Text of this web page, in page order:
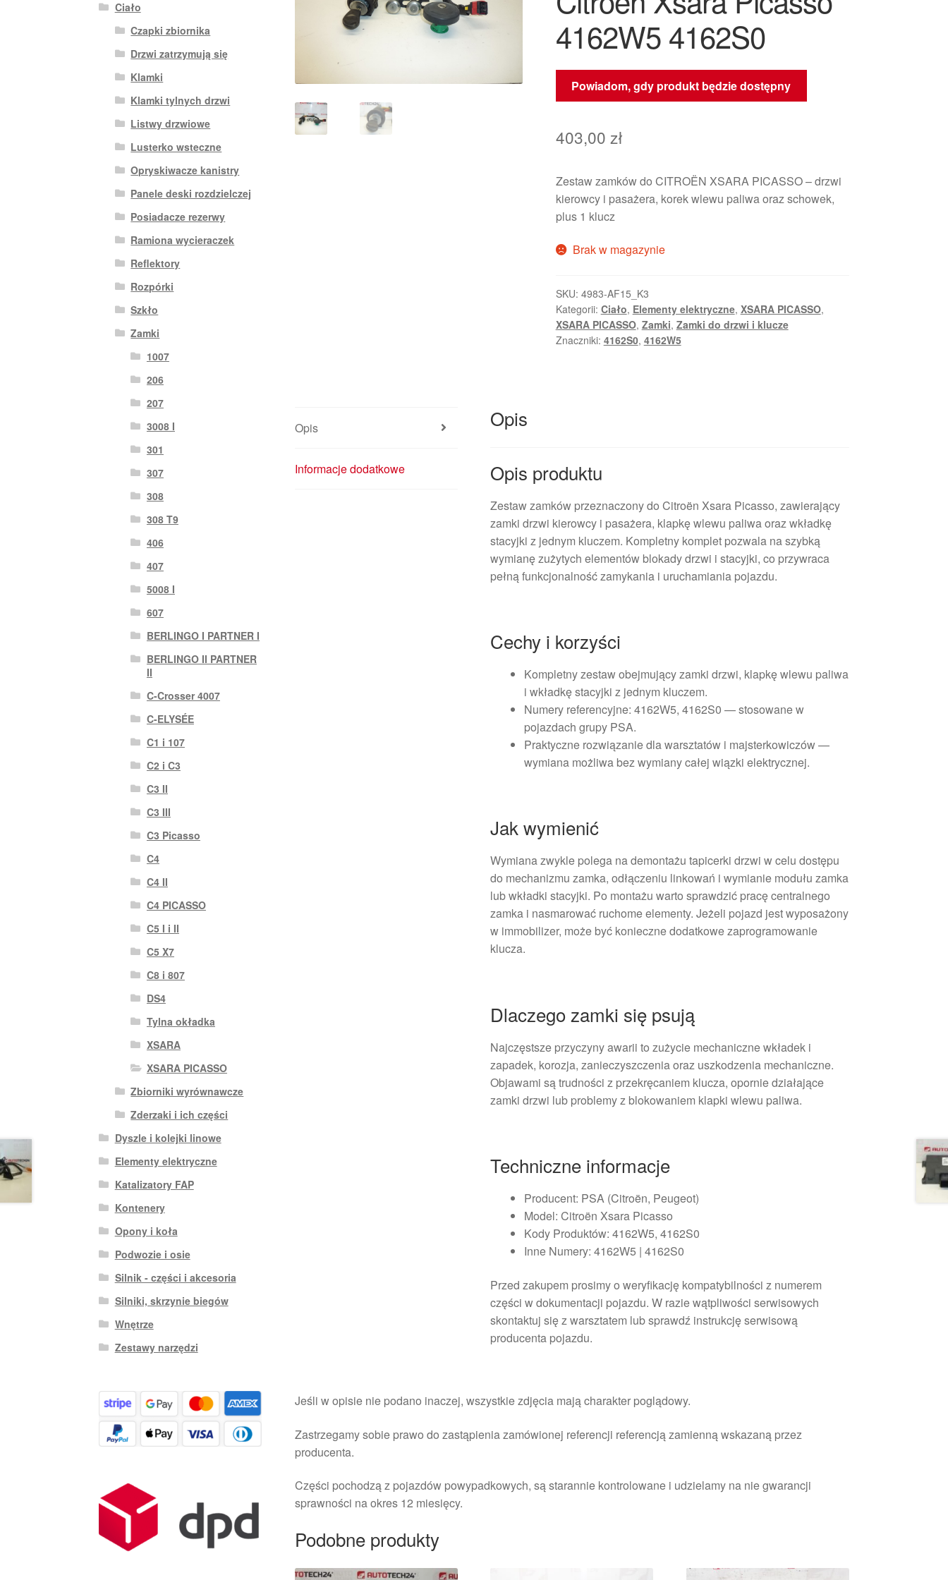
4162W5 4162S0
Powiadom, gdy produkt będzie dostępny
403,00 zł
Zestaw zamków do CITROËN XSARA PICASSO – drzwi
kierowcy i pasażera, korek wlewu paliwa oraz schowek,
plus 1 klucz
Brak w magazynie
SKU: 4983-AF15_K3
Kategorii: Ciało, Elementy elektryczne, XSARA PICASSO,
XSARA PICASSO, Zamki, Zamki do drzwi i klucze
Znaczniki: 4162S0, 4162W5
Opis
Informacje dodatkowe
Opis
Opis produktu
Zestaw zamków przeznaczony do Citroën Xsara Picasso, zawierający
zamki drzwi kierowcy i pasażera, klapkę wlewu paliwa oraz wkładkę
stacyjki z jednym kluczem. Kompletny komplet pozwala na szybką
wymianę zużytych elementów blokady drzwi i stacyjki, co przywraca
pełną funkcjonalność zamykania i uruchamiania pojazdu.
Cechy i korzyści
Kompletny zestaw obejmujący zamki drzwi, klapkę wlewu paliwa
i wkładkę stacyjki z jednym kluczem.
Numery referencyjne: 4162W5, 4162S0 — stosowane w
pojazdach grupy PSA.
Praktyczne rozwiązanie dla warsztatów i majsterkowiczów —
wymiana możliwa bez wymiany całej wiązki elektrycznej.
Jak wymienić
Wymiana zwykle polega na demontażu tapicerki drzwi w celu dostępu
do mechanizmu zamka, odłączeniu linkowań i wymianie modułu zamka
lub wkładki stacyjki. Po montażu warto sprawdzić pracę centralnego
zamka i nasmarować ruchome elementy. Jeżeli pojazd jest wyposażony
w immobilizer, może być konieczne dodatkowe zaprogramowanie
klucza.
Dlaczego zamki się psują
Najczęstsze przyczyny awarii to zużycie mechaniczne wkładek i
zapadek, korozja, zanieczyszczenia oraz uszkodzenia mechaniczne.
Objawami są trudności z przekręcaniem klucza, opornie działające
zamki drzwi lub problemy z blokowaniem klapki wlewu paliwa.
Techniczne informacje
Producent: PSA (Citroën, Peugeot)
Model: Citroën Xsara Picasso
Kody Produktów: 4162W5, 4162S0
Inne Numery: 4162W5 | 4162S0
Przed zakupem prosimy o weryfikację kompatybilności z numerem
części w dokumentacji pojazdu. W razie wątpliwości serwisowych
skontaktuj się z warsztatem lub sprawdź instrukcję serwisową
producenta pojazdu.
Jeśli w opisie nie podano inaczej, wszystkie zdjęcia mają charakter poglądowy.
Zastrzegamy sobie prawo do zastąpienia zamówionej referencji referencją zamienną wskazaną przez
producenta.
Części pochodzą z pojazdów powypadkowych, są starannie kontrolowane i udzielamy na nie gwarancji
sprawności na okres 12 miesięcy.
Podobne produkty
Ciało
Czapki zbiornika
Drzwi zatrzymują się
Klamki
Klamki tylnych drzwi
Listwy drzwiowe
Lusterko wsteczne
Opryskiwacze kanistry
Panele deski rozdzielczej
Posiadacze rezerwy
Ramiona wycieraczek
Reflektory
Rozpórki
Szkło
Zamki
1007
206
207
3008 I
301
307
308
308 T9
406
407
5008 I
607
BERLINGO I PARTNER I
BERLINGO II PARTNER
II
C-Crosser 4007
C-ELYSÉE
C1 i 107
C2 i C3
C3 II
C3 III
C3 Picasso
C4
C4 II
C4 PICASSO
C5 I i II
C5 X7
C8 i 807
DS4
Tylna okładka
XSARA
XSARA PICASSO
Zbiorniki wyrównawcze
Zderzaki i ich części
Dyszle i kolejki linowe
Elementy elektryczne
Katalizatory FAP
Kontenery
Opony i koła
Podwozie i osie
Silnik - części i akcesoria
Silniki, skrzynie biegów
Wnętrze
Zestawy narzędzi